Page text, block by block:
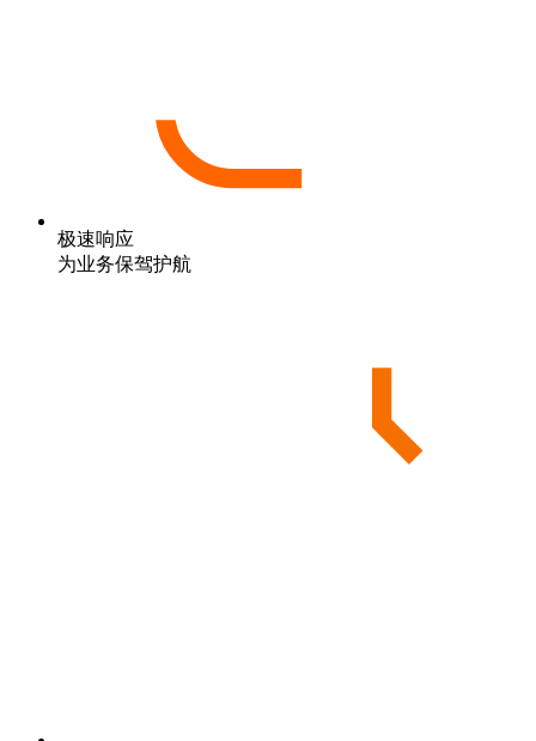
极速响应
为业务保驾护航